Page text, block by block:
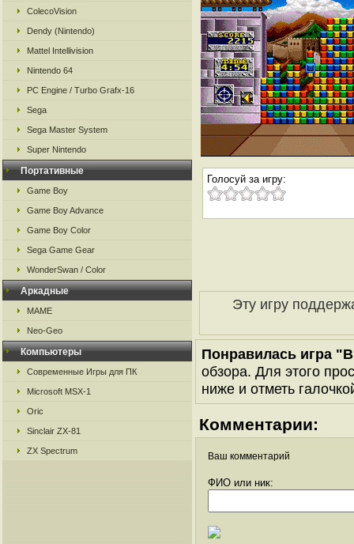
ColecoVision
Dendy (Nintendo)
Mattel Intellivision
Nintendo 64
PC Engine / Turbo Grafx-16
Sega
Sega Master System
Super Nintendo
Портативные
Game Boy
Game Boy Advance
Game Boy Color
Sega Game Gear
WonderSwan / Color
Аркадные
MAME
Neo-Geo
Компьютеры
Современные Игры для ПК
Microsoft MSX-1
Oric
Sinclair ZX-81
ZX Spectrum
Голосуй за игру:
Эту игру
Понравилась игра
обзора. Для этого
ниже и отметь
Комментарии:
Ваш комментарий
ФИО или ник: